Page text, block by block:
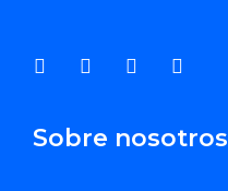
Sobre nosotros